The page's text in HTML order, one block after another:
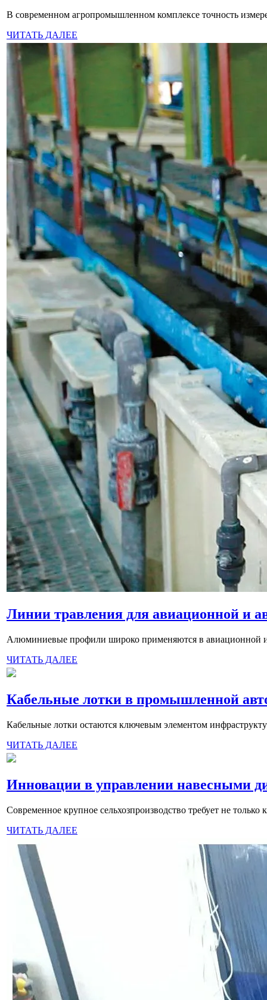
В современном агропромышленном комплексе точность
ЧИТАТЬ ДАЛЕЕ
Линии травления для авиационной и
Алюминиевые профили широко применяются в авиационной и
ЧИТАТЬ ДАЛЕЕ
Кабельные лотки в промышленной
Кабельные лотки остаются ключевым элементом
ЧИТАТЬ ДАЛЕЕ
Инновации в управлении навесными
Современное крупное сельхозпроизводство требует не
ЧИТАТЬ ДАЛЕЕ